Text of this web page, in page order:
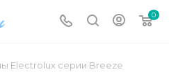
0
Electrolux серии Breeze